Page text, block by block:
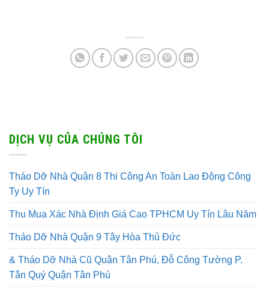
DỊCH VỤ CỦA CHÚNG TÔI
Tháo Dỡ Nhà Quận 8 Thi Công An Toàn Lao Động Công
Ty Uy Tín
Thu Mua Xác Nhà Định Giá Cao TPHCM Uy Tín Lâu Năm
Tháo Dỡ Nhà Quận 9 Tây Hòa Thủ Đức